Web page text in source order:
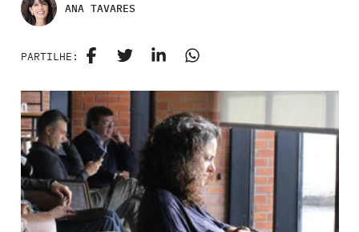
ANA TAVARES
PARTILHE: